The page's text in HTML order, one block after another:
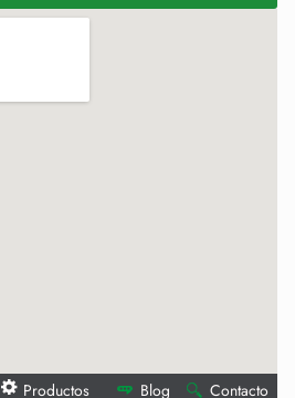
Productos Blog Contacto